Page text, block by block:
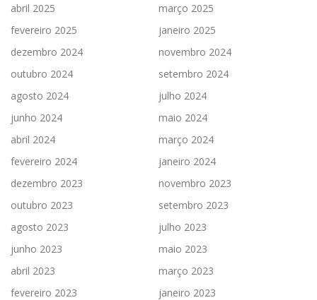
abril 2025
março 2025
fevereiro 2025
janeiro 2025
dezembro 2024
novembro 2024
outubro 2024
setembro 2024
agosto 2024
julho 2024
junho 2024
maio 2024
abril 2024
março 2024
fevereiro 2024
janeiro 2024
dezembro 2023
novembro 2023
outubro 2023
setembro 2023
agosto 2023
julho 2023
junho 2023
maio 2023
abril 2023
março 2023
fevereiro 2023
janeiro 2023